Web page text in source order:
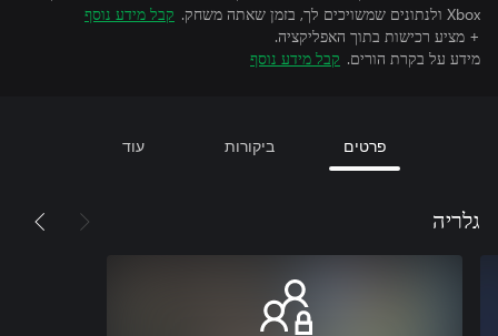
Xbox ולנתונים שמשויכים לך, בזמן שאתה משחק.
קבל מידע נוסף
+ מציע רכישות בתוך האפליקציה.
מידע על בקרת הורים. קבל מידע נוסף
פרטים ביקורות עוד
גלריה